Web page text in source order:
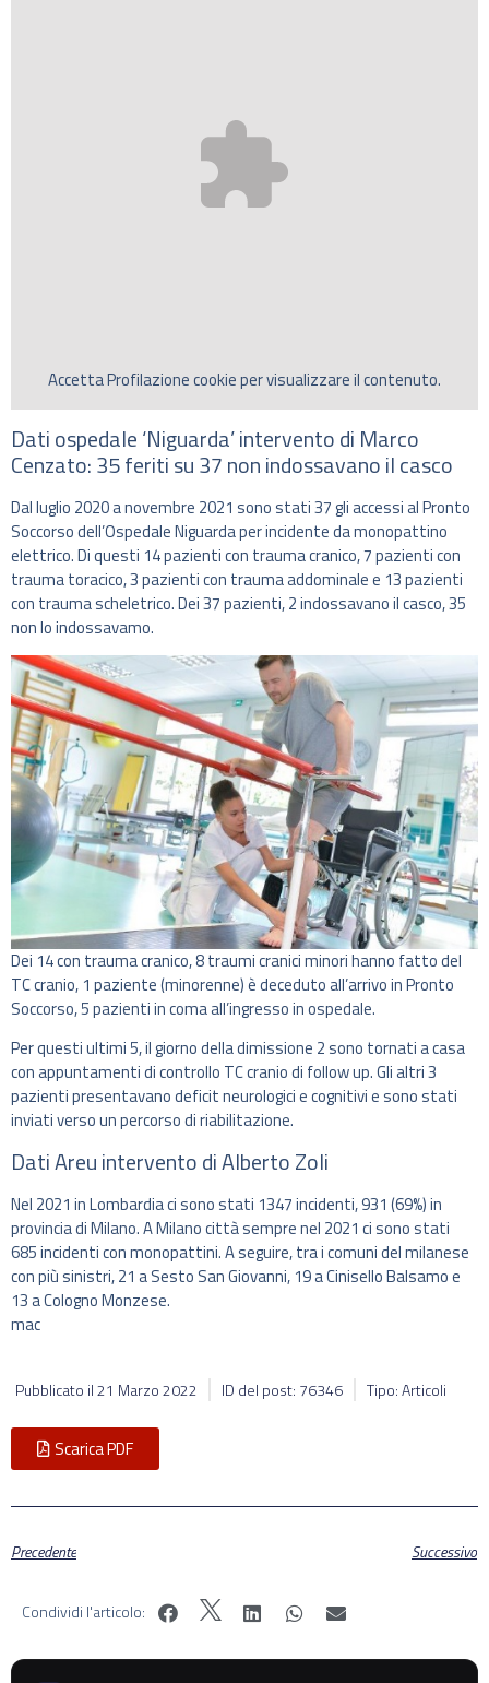
AccettaProfilazionecookie per visualizzare il contenuto.
Dati ospedale ‘Niguarda’ intervento di Marco
Cenzato: 35 feriti su 37 non indossavano il casco
Dal luglio 2020 a novembre 2021 sono stati 37 gli accessi al Pronto
Soccorso dell’Ospedale Niguarda per incidente da monopattino
elettrico. Di questi 14 pazienti con trauma cranico, 7 pazienti con
trauma toracico, 3 pazienti con trauma addominale e 13 pazienti
con trauma scheletrico. Dei 37 pazienti, 2 indossavano il casco, 35
non lo indossavamo.
Dei 14 con trauma cranico, 8 traumi cranici minori hanno fatto del
TC cranio, 1 paziente (minorenne) è deceduto all’arrivo in Pronto
Soccorso, 5 pazienti in coma all’ingresso in ospedale.
Per questi ultimi 5, il giorno della dimissione 2 sono tornati a casa
con appuntamenti di controllo TC cranio di follow up. Gli altri 3
pazienti presentavano deficit neurologici e cognitivi e sono stati
inviati verso un percorso di riabilitazione.
Dati Areu intervento di Alberto Zoli
Nel 2021 in Lombardia ci sono stati 1347 incidenti, 931 (69%) in
provincia di Milano. A Milano città sempre nel 2021 ci sono stati
685 incidenti con monopattini. A seguire, tra i comuni del milanese
con più sinistri, 21 a Sesto San Giovanni, 19 a Cinisello Balsamo e
13 a Cologno Monzese.
mac
Pubblicato il21 Marzo 2022 ID del post: 76346 Tipo: Articoli
Scarica PDF
Precedente Successivo
Condividi l'articolo: